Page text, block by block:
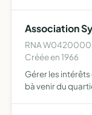
Association
RNA
Créée en 1966
Gérer les
bà venir du